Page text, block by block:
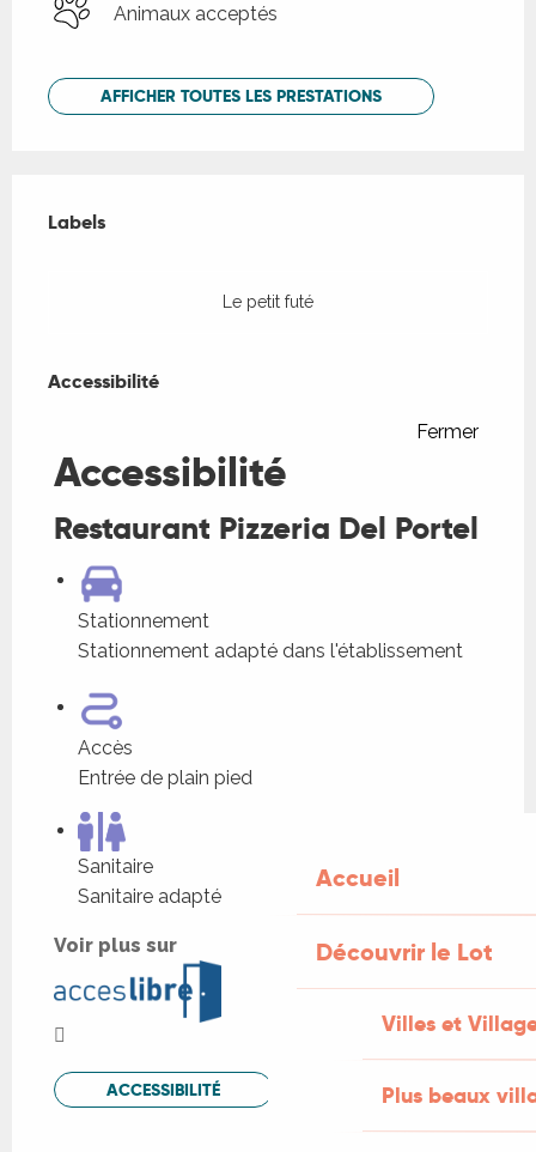
Accueil
Découvrir le Lot
Villes et
Plus beaux
Animaux acceptés
AFFICHER TOUTES LES PRESTATIONS
Labels
Labels
Le petit futé
Accessibilité
Fermer
Accessibilité
Restaurant Pizzeria Del Portel
Stationnement
Stationnement adapté dans l'établissement
Accès
Entrée de plain pied
Sanitaire
Sanitaire adapté
Voir plus sur
ACCESSIBILITÉ